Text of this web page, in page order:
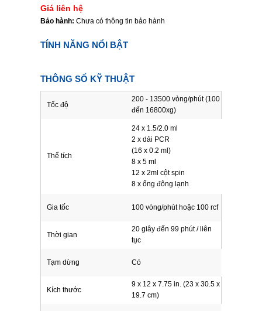
Giá liên hệ
Bảo hành: Chưa có thông tin bảo hành
TÍNH NĂNG NỔI BẬT
THÔNG SỐ KỸ THUẬT
Tốc độ
200 - 13500 vòng/phút (100
đến 16800xg)
Thể tích
24 x 1.5/2.0 ml
2 x dải PCR
(16 x 0.2 ml)
8 x 5 ml
12 x 2ml cột spin
8 x ống đông lạnh
Gia tốc 100 vòng/phút hoặc 100 rcf
Thời gian
20 giây đến 99 phút / liên
tục
Tạm dừng Có
Kích thước
9 x 12 x 7.75 in. (23 x 30.5 x
19.7 cm)